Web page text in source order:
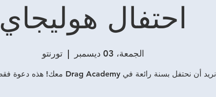
احتفال هوليجاي
الجمعة، 03 ديسمبر
  |
تورنتو
نريد أن نحتفل بسنة رائعة في Drag Academy معك! هذه دعوة فقط الحدث.